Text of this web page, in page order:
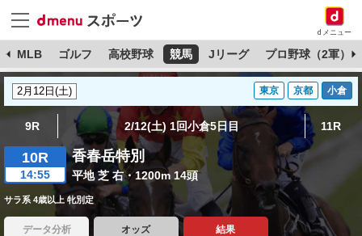
dメニュー
MLB ゴルフ 高校野球 競馬 Jリーグ プロ野球（2軍）
東京 京都 小倉
9R 2/12(土) 1回小倉5日目 11R
10R
14:55
香春岳特別
平地 芝 右・1200m 14頭
サラ系 4歳以上 牝別定
データ分析 オッズ 結果